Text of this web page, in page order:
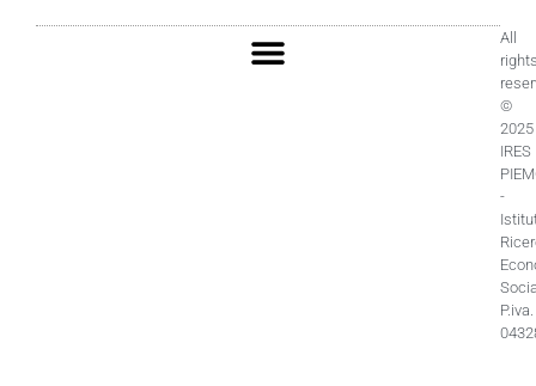
All
©
2025
IRES
-
P.iva.